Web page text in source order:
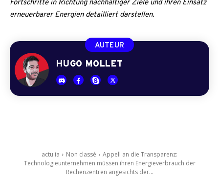
Fortschritte in Richtung nachhaltiger Ziele und ihren Einsatz
erneuerbarer Energien detailliert darstellen.
AUTEUR
HUGO MOLLET
actu.ia Non classé
Appell an die Transparenz:
Technologieunternehmen müssen ihren Energieverbrauch der
Rechenzentren angesichts der...